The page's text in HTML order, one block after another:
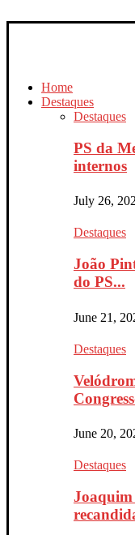
Home
Destaques
Destaques
PS da
internos
July 26,
Destaques
João
do PS...
June 21,
Destaques
June 20,
Destaques
Joaquim